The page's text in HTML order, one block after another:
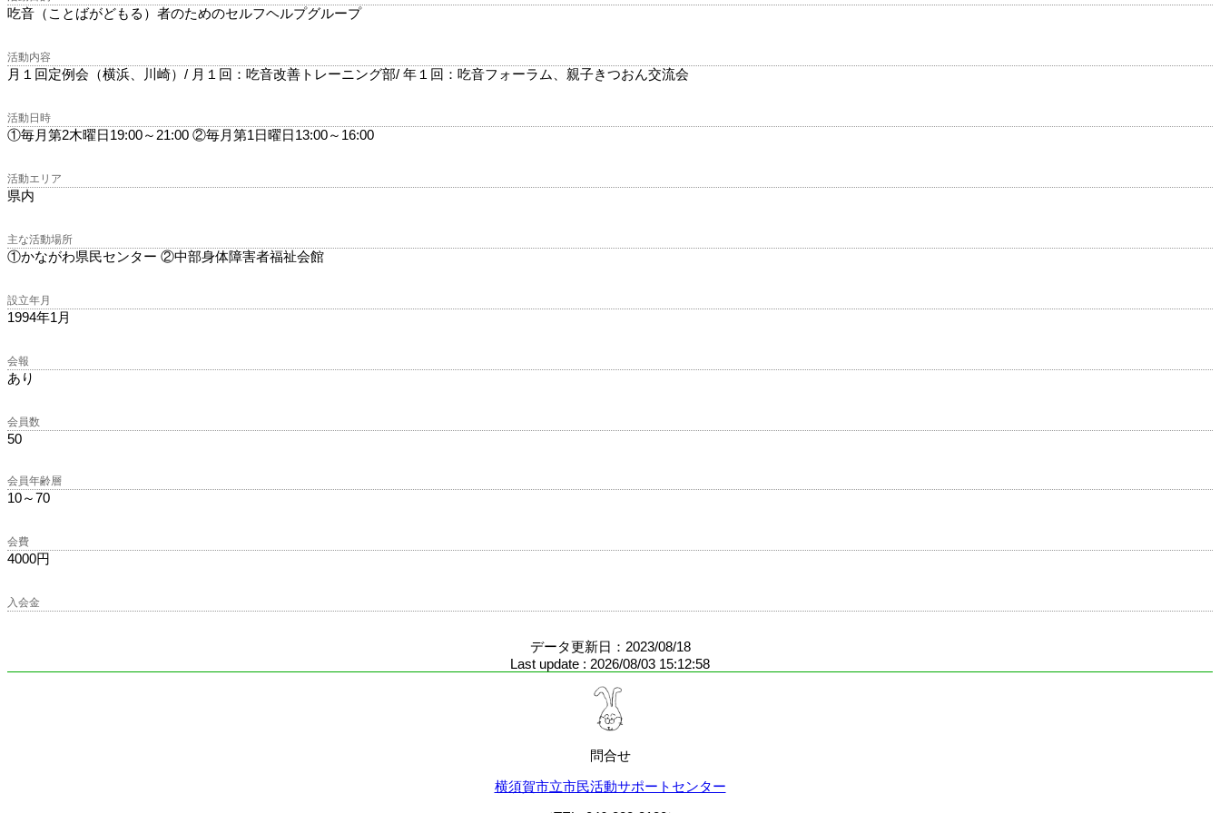
吃音（ことばがどもる）者のためのセルフヘルプグループ
活動内容
月１回定例会（横浜、川崎）/ 月１回：吃音改善トレーニング部/ 年１回：吃音フォーラム、親子きつおん交流会
活動日時
①毎月第2木曜日19:00～21:00 ②毎月第1日曜日13:00～16:00
活動エリア
県内
主な活動場所
①かながわ県民センター ②中部身体障害者福祉会館
設立年月
1994年1月
会報
あり
会員数
50
会員年齢層
10～70
会費
4000円
入会金
データ更新日：2023/08/18
Last update : 2026/08/03 15:12:58
問合せ
横須賀市立市民活動サポートセンター